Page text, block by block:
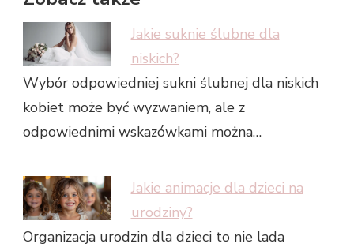
Jakie suknie ślubne dla
niskich?
Wybór odpowiedniej sukni ślubnej dla niskich
kobiet może być wyzwaniem, ale z
odpowiednimi wskazówkami można…
Jakie animacje dla dzieci na
urodziny?
Organizacja urodzin dla dzieci to nie lada